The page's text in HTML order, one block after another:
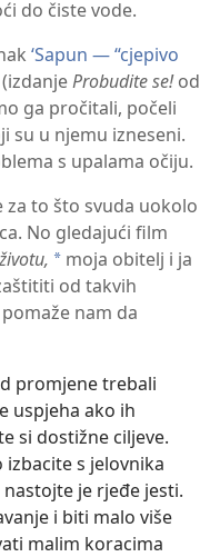
do čiste vode.
‘Sapun — “cjepivo
(izdanjeProbudite se!od
ga pročitali, počeli
su u njemu izneseni.
s upalama očiju.
to što svuda uokolo
No gledajući film
* moja obitelj i ja
od takvih
nam da
promjene trebali
uspjeha ako ih
si dostižne ciljeve.
s jelovnika
je rjeđe jesti.
i biti malo više
malim koracima